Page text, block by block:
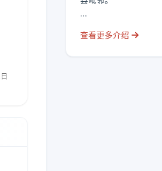
...
查看更多介绍